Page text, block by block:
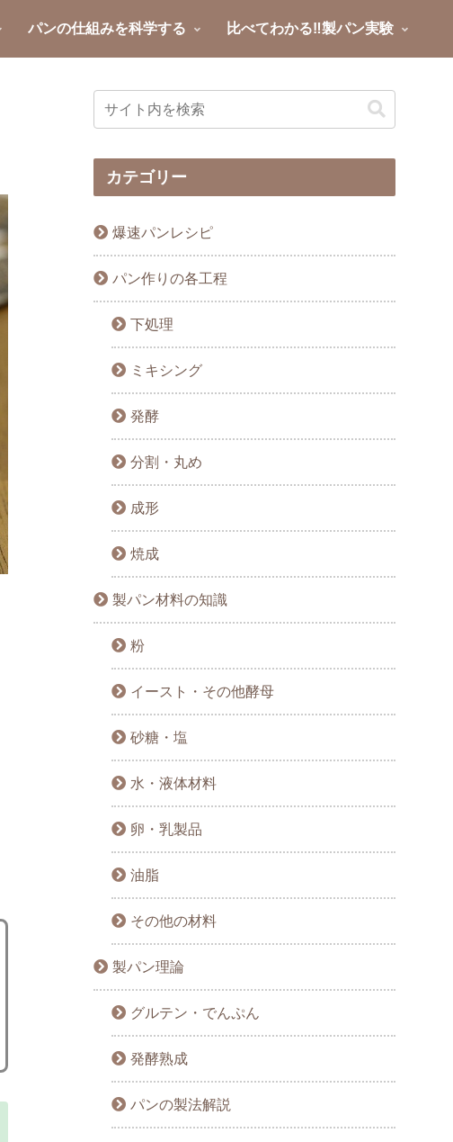
パンの仕組みを科学する 比べてわかる‼製パン実験
カテゴリー
爆速パンレシピ
パン作りの各工程
下処理
ミキシング
発酵
分割・丸め
成形
焼成
製パン材料の知識
粉
イースト・その他酵母
砂糖・塩
水・液体材料
卵・乳製品
油脂
その他の材料
製パン理論
グルテン・でんぷん
発酵熟成
パンの製法解説